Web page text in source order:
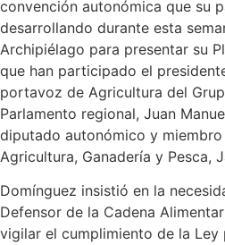
convención autonómica que su
desarrollando durante esta
Archipiélago para presentar su
que han participado el
portavoz de Agricultura del
Parlamento regional, Juan
diputado autonómico y
Agricultura, Ganadería y Pesca,
Domínguez insistió en la
Defensor de la Cadena
vigilar el cumplimiento de la